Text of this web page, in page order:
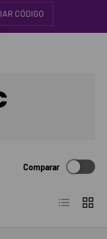
CÓDIGO
Comparar
Lista